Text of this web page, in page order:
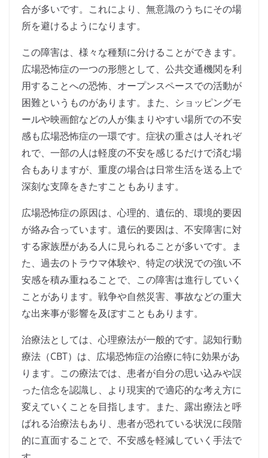
合が多いです。これにより、無意識のうちにその場
所を避けるようになります。
この障害は、様々な種類に分けることができます。
広場恐怖症の一つの形態として、公共交通機関を利
用することへの恐怖、オープンスペースでの活動が
困難というものがあります。また、ショッピングモ
ールや映画館などの人が集まりやすい場所での不安
感も広場恐怖症の一環です。症状の重さは人それぞ
れで、一部の人は軽度の不安を感じるだけで済む場
合もありますが、重度の場合は日常生活を送る上で
深刻な支障をきたすこともあります。
広場恐怖症の原因は、心理的、遺伝的、環境的要因
が絡み合っています。遺伝的要因は、不安障害に対
する家族歴がある人に見られることが多いです。ま
た、過去のトラウマ体験や、特定の状況での強い不
安感を積み重ねることで、この障害は進行していく
ことがあります。戦争や自然災害、事故などの重大
な出来事が影響を及ぼすこともあります。
治療法としては、心理療法が一般的です。認知行動
療法（CBT）は、広場恐怖症の治療に特に効果があ
ります。この療法では、患者が自分の思い込みや誤
った信念を認識し、より現実的で適応的な考え方に
変えていくことを目指します。また、露出療法と呼
ばれる治療法もあり、患者が恐れている状況に段階
的に直面することで、不安感を軽減していく手法で